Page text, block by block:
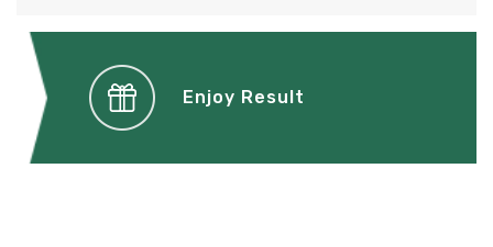
Enjoy Result